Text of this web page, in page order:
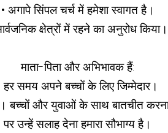
• अगापे सिंपल चर्च में हमेशा स्वागत है।
क्षेत्रों में रहने का अनुरोध किया।
माता-पिता और अभिभावक हैं:
हर समय अपने बच्चों के लिए जिम्मेदार।
बच्चों और युवाओं के साथ बातचीत
पर उन्हें सलाह देना हमारा सौभाग्य है।